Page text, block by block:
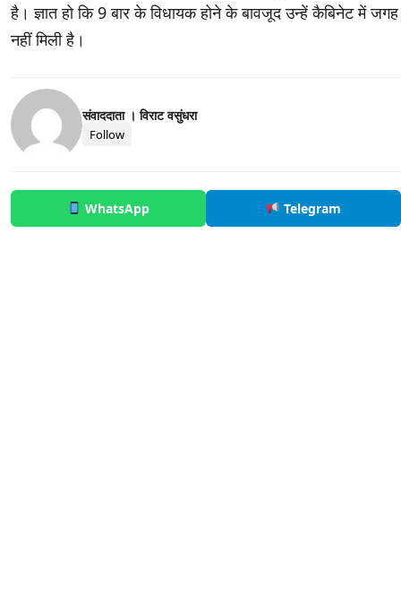
है। ज्ञात हो कि 9 बार के विधायक होने के बावजूद उन्हें कैबिनेट में जगह
नहीं मिली है।
संवाददाता । विराट वसुंधरा
Follow
WhatsApp Telegram